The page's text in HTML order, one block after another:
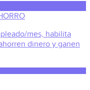
mes, habilita
dinero y ganen